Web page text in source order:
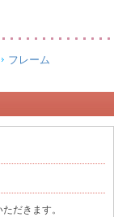
フレーム
だきます。